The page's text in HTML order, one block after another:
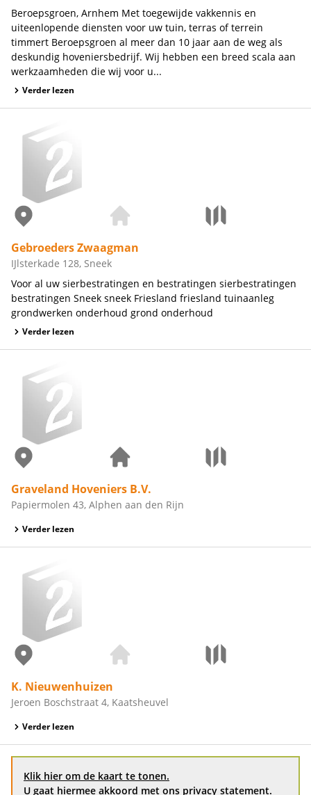
Beroepsgroen, Arnhem Met toegewijde vakkennis en
uiteenlopende diensten voor uw tuin, terras of terrein
timmert Beroepsgroen al meer dan 10 jaar aan de weg als
deskundig hoveniersbedrijf. Wij hebben een breed scala aan
werkzaamheden die wij voor u...
Verder lezen
Gebroeders Zwaagman
IJlsterkade 128, Sneek
Voor al uw sierbestratingen en bestratingen sierbestratingen
bestratingen Sneek sneek Friesland friesland tuinaanleg
grondwerken onderhoud grond onderhoud
Verder lezen
Graveland Hoveniers B.V.
Papiermolen 43, Alphen aan den Rijn
Verder lezen
K. Nieuwenhuizen
Jeroen Boschstraat 4, Kaatsheuvel
Verder lezen
Klik hier om de kaart te tonen.
U gaat hiermee akkoord met ons privacy statement.